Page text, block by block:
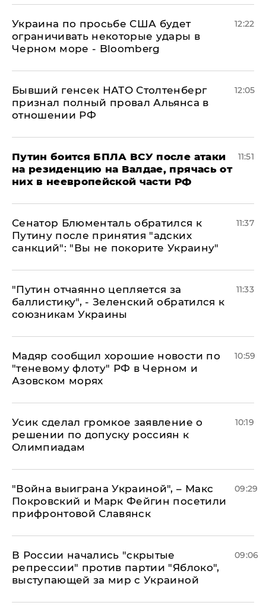
Украина по просьбе США будет
ограничивать некоторые удары в
Черном море - Bloomberg
12:22
Бывший генсек НАТО Столтенберг
признал полный провал Альянса в
отношении РФ
12:05
Путин боится БПЛА ВСУ после атаки
на резиденцию на Валдае, прячась от
них в неевропейской части РФ
11:51
Сенатор Блюменталь обратился к
Путину после принятия "адских
санкций": "Вы не покорите Украину"
11:37
"Путин отчаянно цепляется за
баллистику", - Зеленский обратился к
союзникам Украины
11:33
Мадяр сообщил хорошие новости по
"теневому флоту" РФ в Черном и
Азовском морях
10:59
Усик сделал громкое заявление о
решении по допуску россиян к
Олимпиадам
10:19
"Война выиграна Украиной", – Макс
Покровский и Марк Фейгин посетили
прифронтовой Славянск
09:29
В России начались "скрытые
репрессии" против партии "Яблоко",
выступающей за мир с Украиной
09:06